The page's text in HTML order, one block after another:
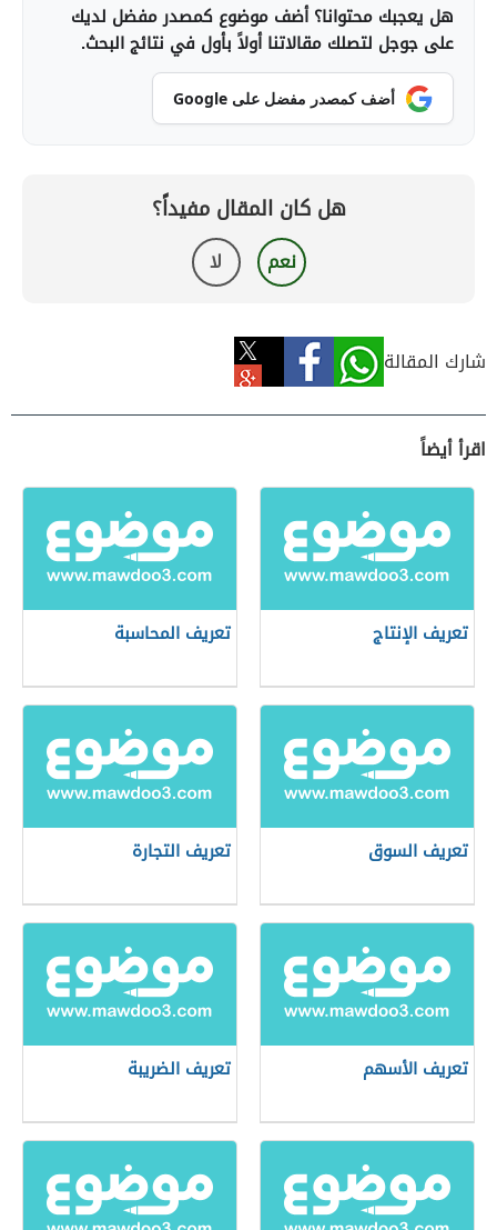
هل يعجبك محتوانا؟ أضف موضوع كمصدر مفضل لديك
على جوجل لتصلك مقالاتنا أولاً بأول في نتائج البحث.
أضف كمصدر مفضل على Google
هل كان المقال مفيداً؟
نعم لا
شارك المقالة
اقرأ أيضاً
تعريف الإنتاج تعريف المحاسبة
تعريف السوق تعريف التجارة
تعريف الأسهم تعريف الضريبة